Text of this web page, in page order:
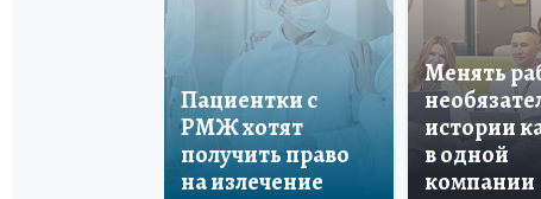
Пациентки с
РМЖ хотят
получить право
на излечение
Менять
истории
в одной
компании